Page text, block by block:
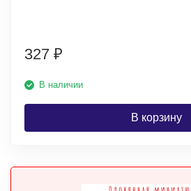
327 ₽
В наличии
В корзину